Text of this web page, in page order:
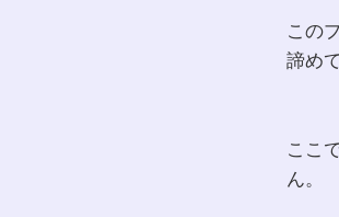
この
諦め
ここ
ん。